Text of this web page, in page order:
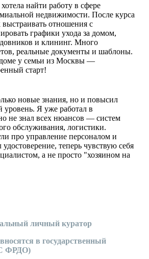
найти работу в сфере
недвижимости. После курса
выстраивать отношения с
графики ухода за домом,
и клининг. Много
реальные документы и шаблоны.
у семьи из Москвы —
старт!
новые знания, но и повысил
уровень. Я уже работал в
не знал всех нюансов — систем
обслуживания, логистики.
про управление персоналом и
теперь чувствую себя
а не просто "хозяином на
личный куратор
в государственный
ФРДО)